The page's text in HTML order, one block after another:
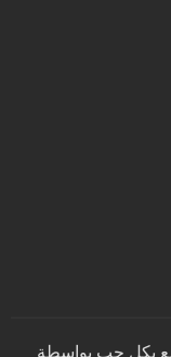
بكل حب بواسطة